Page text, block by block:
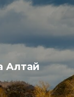
Алтай